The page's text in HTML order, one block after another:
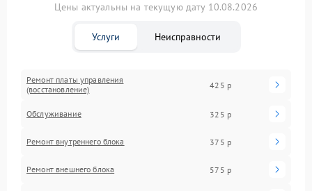
Цены актуальны на текущую дату 10.08.2026
Услуги Неисправности
Ремонт платы управления
(восстановление)
425 р
Обслуживание 325 р
Ремонт внутреннего блока 375 р
Ремонт внешнего блока 575 р